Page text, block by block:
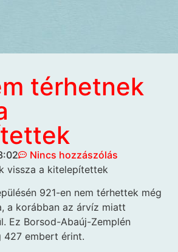
térhetnek
Nincs hozzászólás
vissza a kitelepítettek
921-en nem térhettek még
a korábban az árvíz miatt
Ez Borsod-Abaúj-Zemplén
427 embert érint.